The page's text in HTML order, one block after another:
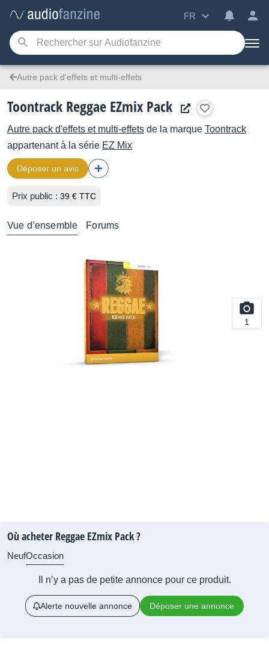
FR
Autre pack d'effets et multi-effets
Toontrack Reggae EZmix Pack
Autre pack d'effets et multi-effets de la marque Toontrack
appartenant à la série EZ Mix
Déposer un avis
Prix public : 39 € TTC
Vue d’ensemble Forums
1
Où acheter Reggae EZmix Pack ?
NeufOccasion
Il n’y a pas de petite annonce pour ce produit.
Alerte nouvelle annonce Déposer une annonce